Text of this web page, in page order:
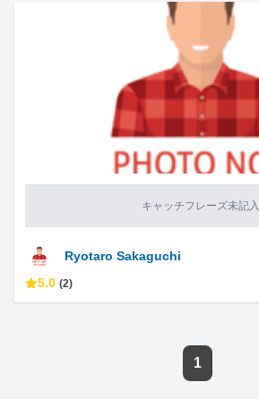
キャッチフレーズ未記入
Ryotaro Sakaguchi
5.0 (2)
1